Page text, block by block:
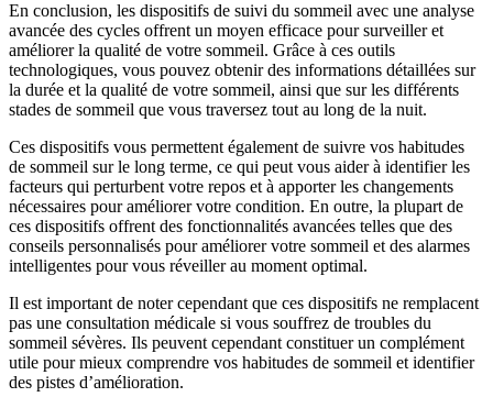
En conclusion, les dispositifs de suivi du sommeil avec une analyse
avancée des cycles offrent un moyen efficace pour surveiller et
améliorer la qualité de votre sommeil. Grâce à ces outils
technologiques, vous pouvez obtenir des informations détaillées sur
la durée et la qualité de votre sommeil, ainsi que sur les différents
stades de sommeil que vous traversez tout au long de la nuit.
Ces dispositifs vous permettent également de suivre vos habitudes
de sommeil sur le long terme, ce qui peut vous aider à identifier les
facteurs qui perturbent votre repos et à apporter les changements
nécessaires pour améliorer votre condition. En outre, la plupart de
ces dispositifs offrent des fonctionnalités avancées telles que des
conseils personnalisés pour améliorer votre sommeil et des alarmes
intelligentes pour vous réveiller au moment optimal.
Il est important de noter cependant que ces dispositifs ne remplacent
pas une consultation médicale si vous souffrez de troubles du
sommeil sévères. Ils peuvent cependant constituer un complément
utile pour mieux comprendre vos habitudes de sommeil et identifier
des pistes d’amélioration.